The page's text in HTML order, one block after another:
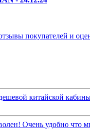
китайской
Очень удобно что